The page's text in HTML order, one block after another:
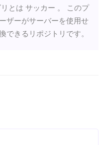
とは サッカー 。 このプ
ザーがサーバーを使用せ
できるリポジトリです。